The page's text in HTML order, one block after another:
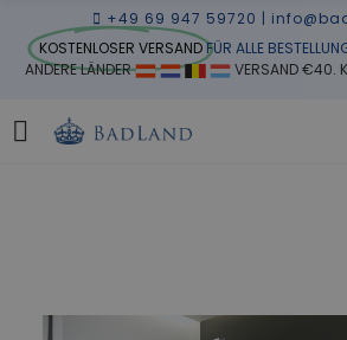
+49 69 947 59720 |
KOSTENLOSER VERSANDFÜR ALLE
ANDERE LÄNDER
VERSAND €40.